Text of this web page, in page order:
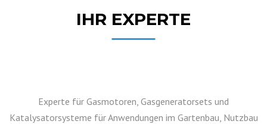
IHR EXPERTE
Experte für Gasmotoren, Gasgeneratorsets und
Katalysatorsysteme für Anwendungen im Gartenbau, Nutzbau